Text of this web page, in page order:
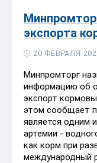
экспорта
20 ФЕВРАЛЯ
Минпромторг
информацию об
экспорт
этом сообщает
является одним
артемии -
как корм при
международный